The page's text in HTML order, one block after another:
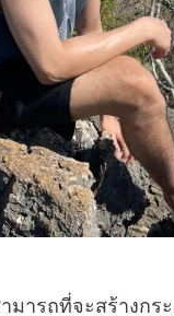
มารถที่จะสร้างกร